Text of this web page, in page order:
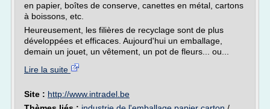
en papier, boîtes de conserve, canettes en métal, cartons
à boissons, etc.
Heureusement, les filières de recyclage sont de plus
développées et efficaces. Aujourd'hui un emballage,
demain un jouet, un vêtement, un pot de fleurs... ou...
Lire la suite
Site : http://www.intradel.be